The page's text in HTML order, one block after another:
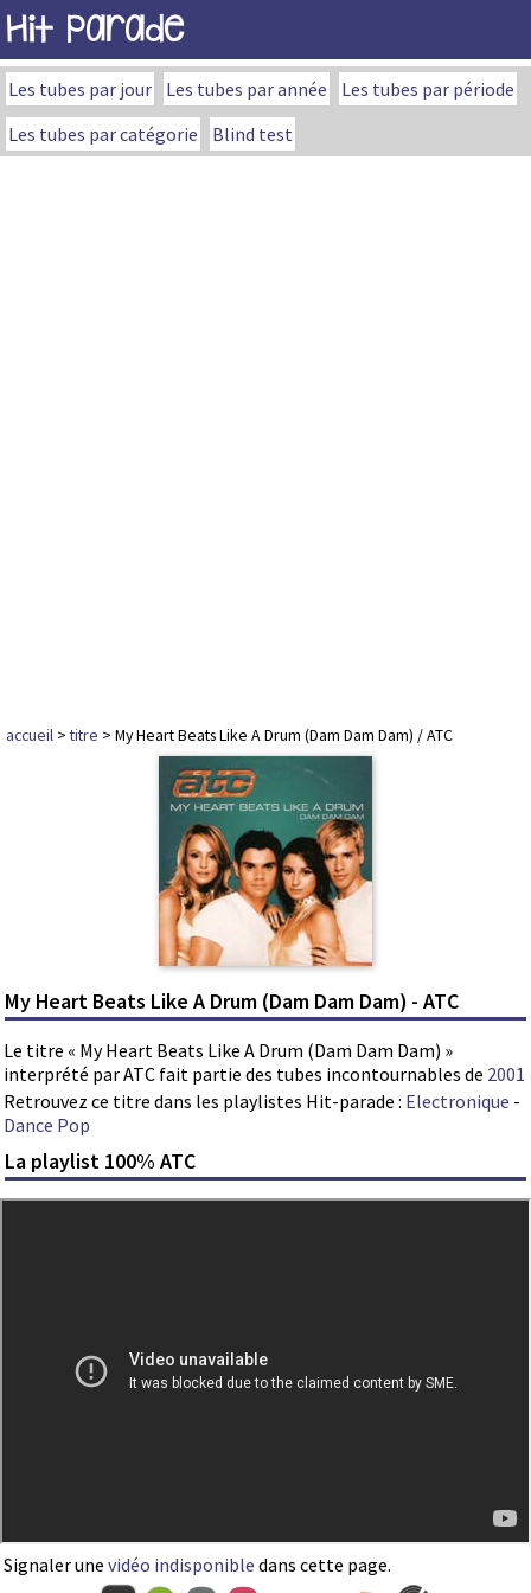
Hit Parade
Les tubes par jour Les tubes par année
Les tubes par période
Les tubes par catégorie
Blind test
accueil >titre > My Heart Beats Like A Drum (Dam Dam Dam) / ATC
My Heart Beats Like A Drum (Dam Dam Dam) - ATC
Le titre « My Heart Beats Like A Drum (Dam Dam Dam) »
interprété par ATC fait partie des tubes incontournables de 2001
Retrouvez ce titre dans les playlistes Hit-parade : Electronique -
Dance Pop
La playlist 100% ATC
Signaler une vidéo indisponible dans cette page.